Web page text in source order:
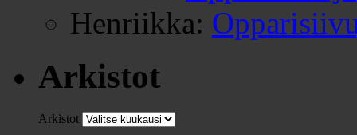
Henriikka:
Arkistot
Arkistot